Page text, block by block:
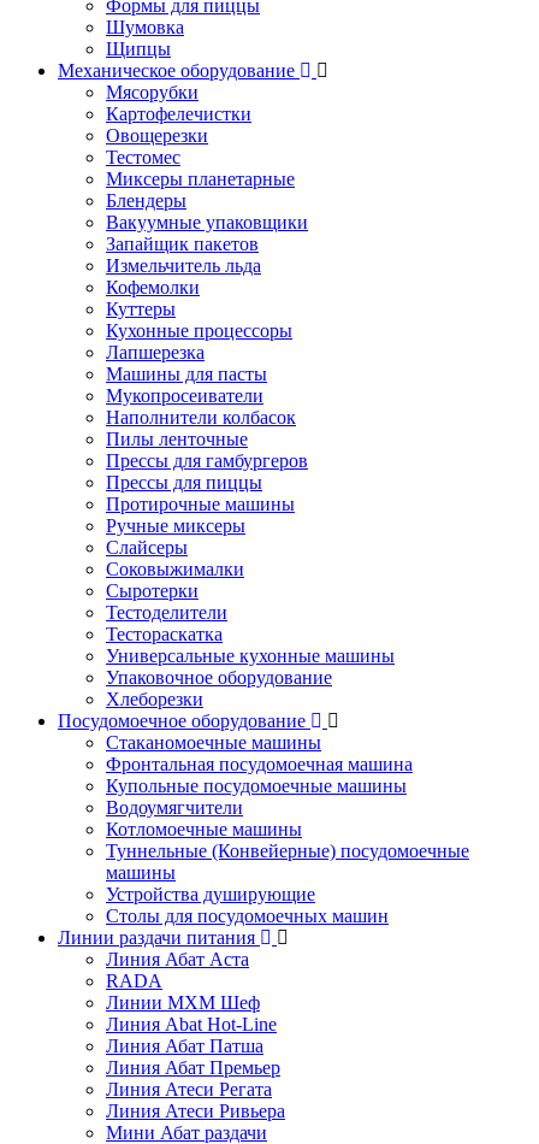
Формы для пиццы
Шумовка
Щипцы
Механическое оборудование
Мясорубки
Картофелечистки
Овощерезки
Тестомес
Миксеры планетарные
Блендеры
Вакуумные упаковщики
Запайщик пакетов
Измельчитель льда
Кофемолки
Куттеры
Кухонные процессоры
Лапшерезка
Машины для пасты
Мукопросеиватели
Наполнители колбасок
Пилы ленточные
Прессы для гамбургеров
Прессы для пиццы
Протирочные машины
Ручные миксеры
Слайсеры
Соковыжималки
Сыротерки
Тестоделители
Тестораскатка
Универсальные кухонные машины
Упаковочное оборудование
Хлеборезки
Посудомоечное оборудование
Стаканомоечные машины
Фронтальная посудомоечная машина
Купольные посудомоечные машины
Водоумягчители
Котломоечные машины
Туннельные (Конвейерные) посудомоечные
машины
Устройства душирующие
Столы для посудомоечных машин
Линии раздачи питания
Линия Абат Аста
RADA
Линии МХМ Шеф
Линия Abat Hot-Line
Линия Абат Патша
Линия Абат Премьер
Линия Атеси Регата
Линия Атеси Ривьера
Мини Абат раздачи